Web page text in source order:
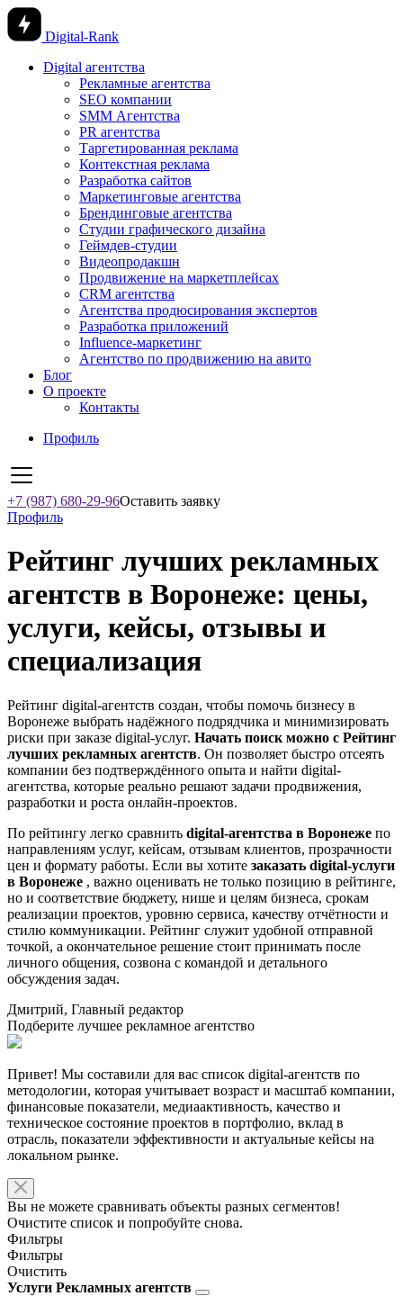
Digital-Rank
Digital агентства
Рекламные агентства
SEO компании
SMM Агентства
PR агентства
Таргетированная реклама
Контекстная реклама
Разработка сайтов
Маркетинговые агентства
Брендинговые агентства
Студии графического дизайна
Геймдев-студии
Видеопродакшн
Продвижение на маркетплейсах
CRM агентства
Агентства продюсирования экспертов
Разработка приложений
Influence-маркетинг
Агентство по продвижению на авито
Блог
О проекте
Контакты
Профиль
+7 (987) 680-29-96Оставить заявку
Профиль
Рейтинг лучших рекламных
агентств в Воронеже: цены,
услуги, кейсы, отзывы и
специализация
Рейтинг digital-агентств создан, чтобы помочь бизнесу в
Воронеже выбрать надёжного подрядчика и минимизировать
риски при заказе digital-услуг. Начать поиск можно с Рейтинг
лучших рекламных агентств. Он позволяет быстро отсеять
компании без подтверждённого опыта и найти digital-
агентства, которые реально решают задачи продвижения,
разработки и роста онлайн-проектов.
По рейтингу легко сравнить digital-агентства в Воронеже по
направлениям услуг, кейсам, отзывам клиентов, прозрачности
цен и формату работы. Если вы хотите заказать digital-услуги
в Воронеже , важно оценивать не только позицию в рейтинге,
но и соответствие бюджету, нише и целям бизнеса, срокам
реализации проектов, уровню сервиса, качеству отчётности и
стилю коммуникации. Рейтинг служит удобной отправной
точкой, а окончательное решение стоит принимать после
личного общения, созвона с командой и детального
обсуждения задач.
Дмитрий, Главный редактор
Подберите лучшее рекламное агентство
Привет! Мы составили для вас список digital-агентств по
методологии, которая учитывает возраст и масштаб компании,
финансовые показатели, медиаактивность, качество и
техническое состояние проектов в портфолио, вклад в
отрасль, показатели эффективности и актуальные кейсы на
локальном рынке.
Вы не можете сравнивать объекты разных сегментов!
Очистите список и попробуйте снова.
Фильтры
Фильтры
Очистить
Услуги Рекламных агентств